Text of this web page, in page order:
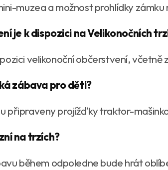
muzea a možnost prohlídky
je k dispozici na Velikonočních
velikonoční občerstvení, včetně
zábava pro děti?
připraveny projížďky traktor-
na trzích?
během odpoledne bude hrát